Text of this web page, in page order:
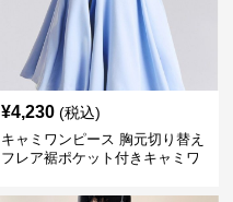
¥4,230 (税込)
キャミワンピース 胸元切り替え
フレア裾ポケット付きキャミワ